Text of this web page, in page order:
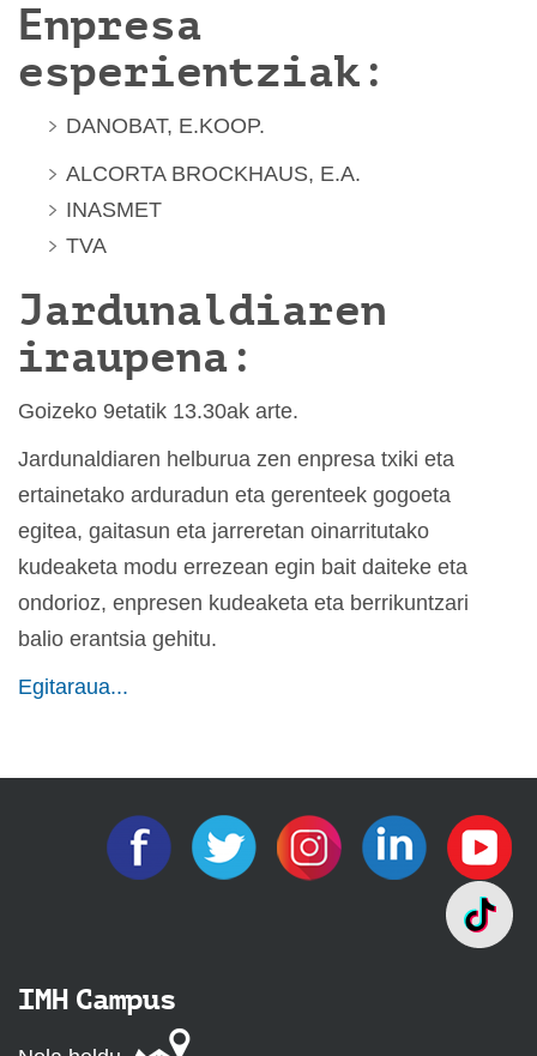
Enpresa
esperientziak:
DANOBAT, E.KOOP.
ALCORTA BROCKHAUS, E.A.
INASMET
TVA
Jardunaldiaren
iraupena:
Goizeko 9etatik 13.30ak arte.
Jardunaldiaren helburua zen enpresa txiki eta
ertainetako arduradun eta gerenteek gogoeta
egitea, gaitasun eta jarreretan oinarritutako
kudeaketa modu errezean egin bait daiteke eta
ondorioz, enpresen kudeaketa eta berrikuntzari
balio erantsia gehitu.
Egitaraua...
IMH Campus